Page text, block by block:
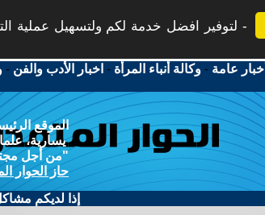
لتوفير افضل خدمة لكم ولتسهيل عملية
أخبار عامة -وكالة أنباء المرأة - اخبار الأدب والفن -
الموقع
يسارية،
"من أجل
حاز الحوار
إذا لديكم